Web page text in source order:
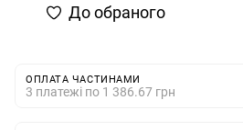
До обраного
ОПЛАТА ЧАСТИНАМИ
3 платежі по 1 386.67 грн